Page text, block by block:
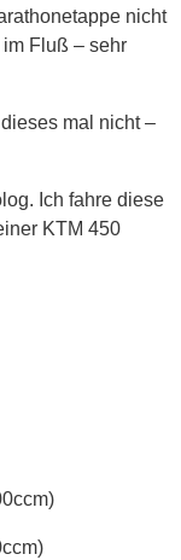
nicht
Fluß – sehr
mal nicht –
Ich fahre diese
KTM 450